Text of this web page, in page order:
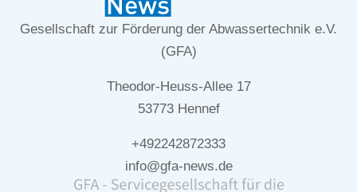
Gesellschaft zur Förderung der Abwassertechnik e.V.
(GFA)
Theodor-Heuss-Allee 17
53773 Hennef
+492242872333
info@gfa-news.de